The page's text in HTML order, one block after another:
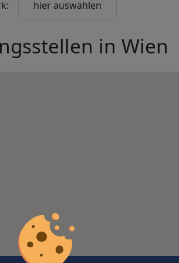
hier auswählen
in Wien